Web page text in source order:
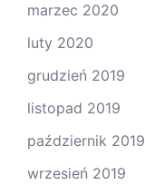
marzec 2020
luty 2020
grudzień 2019
listopad 2019
październik 2019
wrzesień 2019